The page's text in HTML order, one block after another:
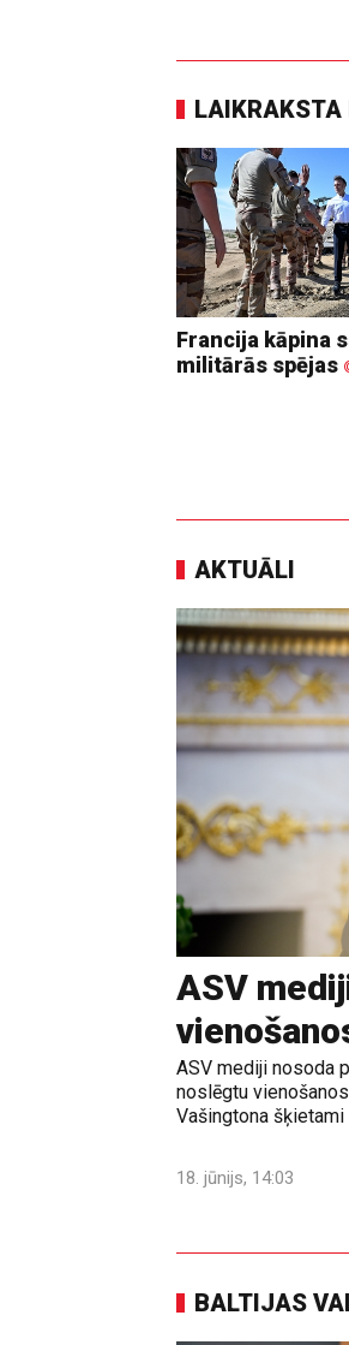
Francija kāpina
militārās spējas
AKTUĀLI
ASV
ASV mediji nosoda
noslēgtu
Vašingtona
18. jūnijs, 14:03
BALTIJAS